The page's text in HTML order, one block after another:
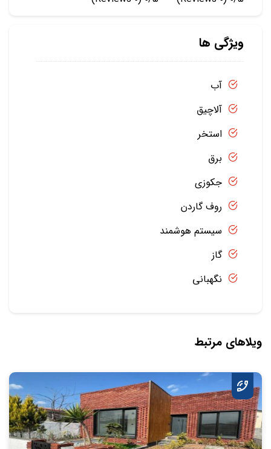
ویژگی ها
آب
آلاچیق
استخر
برق
جکوزی
روف گاردن
سیستم هوشمند
گاز
نگهبانی
ویلاهای مرتبط